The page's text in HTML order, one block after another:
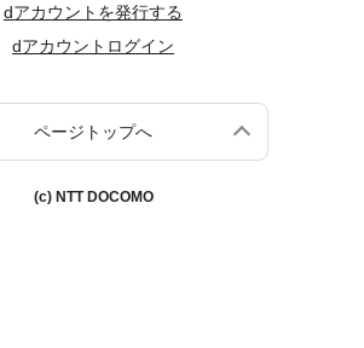
dアカウントを発行する
dアカウントログイン
ページトップへ
(c) NTT DOCOMO